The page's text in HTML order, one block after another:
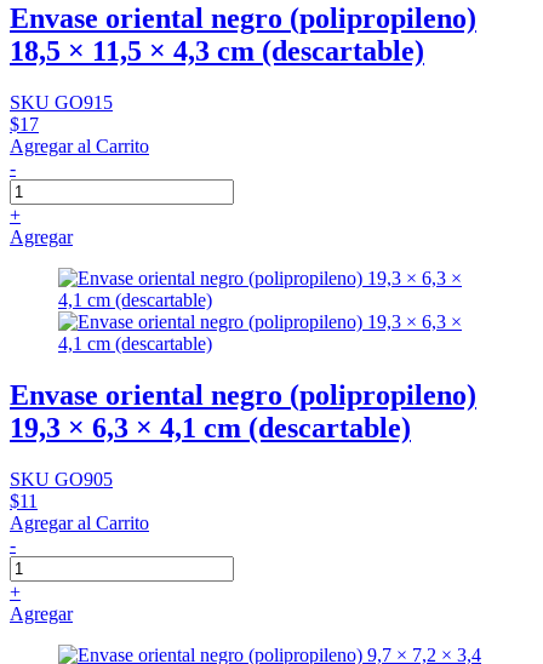
Envase oriental negro (polipropileno)
18,5 × 11,5 × 4,3 cm (descartable)
SKU GO915
$17
Agregar al Carrito
-
+
Agregar
Envase oriental negro (polipropileno)
19,3 × 6,3 × 4,1 cm (descartable)
SKU GO905
$11
Agregar al Carrito
-
+
Agregar